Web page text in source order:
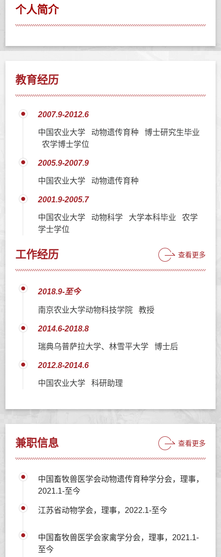
个人简介
教育经历
2007.9-2012.6
中国农业大学 动物遗传育种 博士研究生毕业
农学博士学位
2005.9-2007.9
中国农业大学 动物遗传育种
2001.9-2005.7
中国农业大学 动物科学 大学本科毕业 农学
学士学位
工作经历 查看更多
2018.9-至今
南京农业大学动物科技学院 教授
2014.6-2018.8
瑞典乌普萨拉大学、林雪平大学 博士后
2012.8-2014.6
中国农业大学 科研助理
兼职信息 查看更多
中国畜牧兽医学会动物遗传育种学分会，理事，
2021.1-至今
江苏省动物学会，理事，2022.1-至今
中国畜牧兽医学会家禽学分会，理事，2021.1-
至今